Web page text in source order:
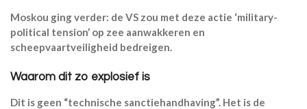
Moskou ging verder: de VS zou met deze actie ‘military-
political tension’ op zee aanwakkeren en
scheepvaartveiligheid bedreigen.
Waarom dit zo explosief is
Dit is geen “technische sanctiehandhaving”. Het is de